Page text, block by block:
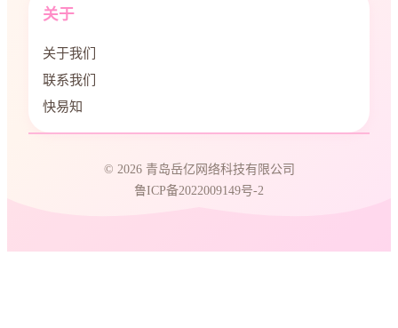
关于
关于我们
联系我们
快易知
© 2026 青岛岳亿网络科技有限公司
鲁ICP备2022009149号-2